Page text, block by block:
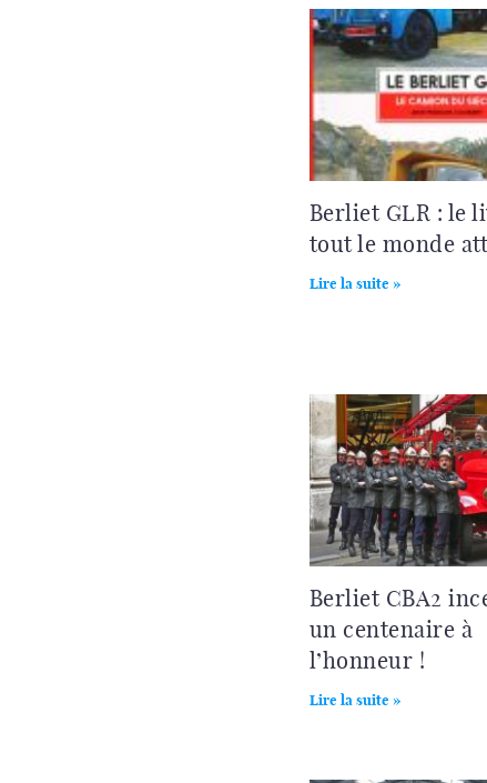
Berliet GLR : le
tout le monde
Lire la suite »
Berliet CBA2
un centenaire à
l’honneur !
Lire la suite »